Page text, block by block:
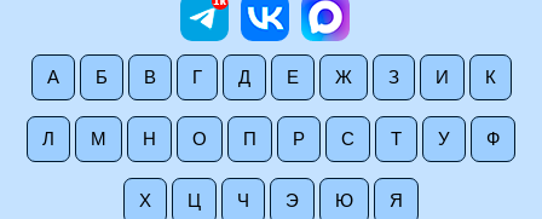
А Б В Г Д Е Ж З И К
Л М Н О П Р С Т У Ф
Х Ц Ч Э Ю Я